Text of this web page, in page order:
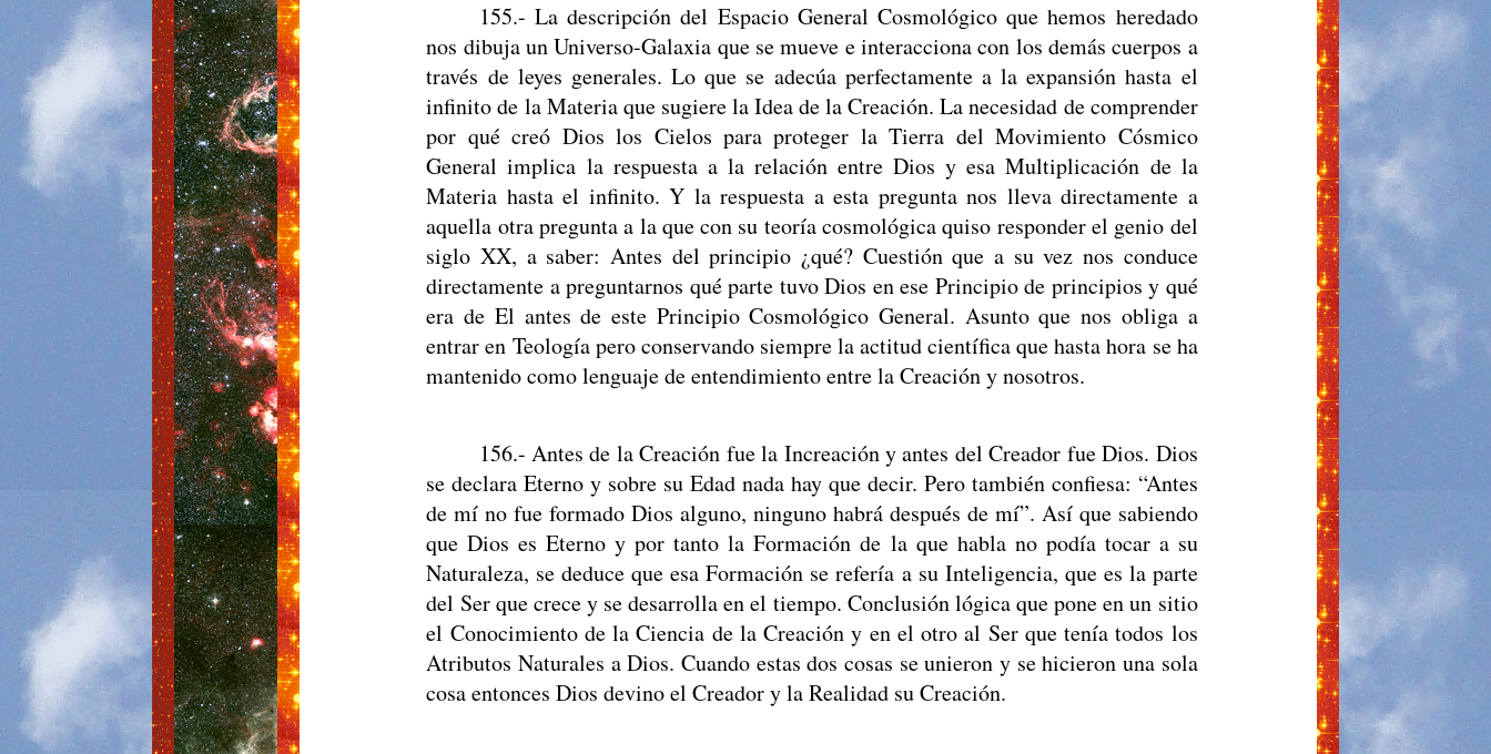
155.- La descripción del Espacio General Cosmológico que hemos heredado
nos dibuja un Universo-Galaxia que se mueve e interacciona con los demás cuerpos a
través de leyes generales. Lo que se adecúa perfectamente a la expansión hasta el
infinito de la Materia que sugiere la Idea de la Creación. La necesidad de comprender
por qué creó Dios los Cielos para proteger la Tierra del Movimiento Cósmico
General implica la respuesta a la relación entre Dios y esa Multiplicación de la
Materia hasta el infinito. Y la respuesta a esta pregunta nos lleva directamente a
aquella otra pregunta a la que con su teoría cosmológica quiso responder el genio del
siglo XX, a saber: Antes del principio ¿qué? Cuestión que a su vez nos conduce
directamente a preguntarnos qué parte tuvo Dios en ese Principio de principios y qué
era de El antes de este Principio Cosmológico General. Asunto que nos obliga a
entrar en Teología pero conservando siempre la actitud científica que hasta hora se ha
mantenido como lenguaje de entendimiento entre la Creación y nosotros.
156.- Antes de la Creación fue la Increación y antes del Creador fue Dios. Dios
se declara Eterno y sobre su Edad nada hay que decir. Pero también confiesa: “Antes
de mí no fue formado Dios alguno, ninguno habrá después de mí”. Así que sabiendo
que Dios es Eterno y por tanto la Formación de la que habla no podía tocar a su
Naturaleza, se deduce que esa Formación se refería a su Inteligencia, que es la parte
del Ser que crece y se desarrolla en el tiempo. Conclusión lógica que pone en un sitio
el Conocimiento de la Ciencia de la Creación y en el otro al Ser que tenía todos los
Atributos Naturales a Dios. Cuando estas dos cosas se unieron y se hicieron una sola
cosa entonces Dios devino el Creador y la Realidad su Creación.